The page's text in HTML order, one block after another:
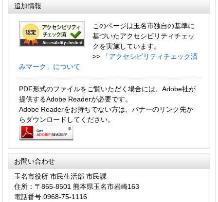
追加情報
このページは玉名市独自の基準に
基づいたアクセシビリティチェッ
クを実施しています。
>>
「アクセシビリティチェック済
みマーク」について
PDF形式のファイルをご覧いただく場合には、Adobe社が
提供するAdobe Readerが必要です。
Adobe Readerをお持ちでない方は、バナーのリンク先か
らダウンロードしてください。
お問い合わせ
玉名市役所 市民生活部 市民課
住所：〒865-8501 熊本県玉名市岩崎163
電話番号:0968-75-1116